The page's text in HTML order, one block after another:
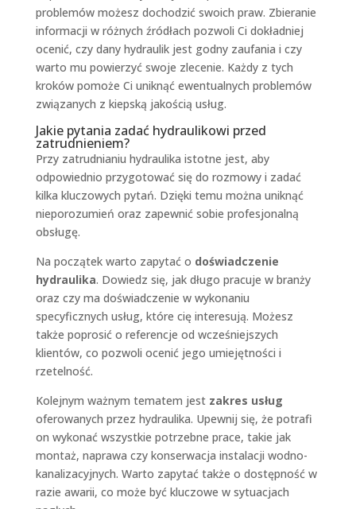
problemów możesz dochodzić swoich praw. Zbieranie
informacji w różnych źródłach pozwoli Ci dokładniej
ocenić, czy dany hydraulik jest godny zaufania i czy
warto mu powierzyć swoje zlecenie. Każdy z tych
kroków pomoże Ci uniknąć ewentualnych problemów
związanych z kiepską jakością usług.
Jakie pytania zadać hydraulikowi przed
zatrudnieniem?
Przy zatrudnianiu hydraulika istotne jest, aby
odpowiednio przygotować się do rozmowy i zadać
kilka kluczowych pytań. Dzięki temu można uniknąć
nieporozumień oraz zapewnić sobie profesjonalną
obsługę.
Na początek warto zapytać o doświadczenie
hydraulika. Dowiedz się, jak długo pracuje w branży
oraz czy ma doświadczenie w wykonaniu
specyficznych usług, które cię interesują. Możesz
także poprosić o referencje od wcześniejszych
klientów, co pozwoli ocenić jego umiejętności i
rzetelność.
Kolejnym ważnym tematem jest zakres usług
oferowanych przez hydraulika. Upewnij się, że potrafi
on wykonać wszystkie potrzebne prace, takie jak
montaż, naprawa czy konserwacja instalacji wodno-
kanalizacyjnych. Warto zapytać także o dostępność w
razie awarii, co może być kluczowe w sytuacjach